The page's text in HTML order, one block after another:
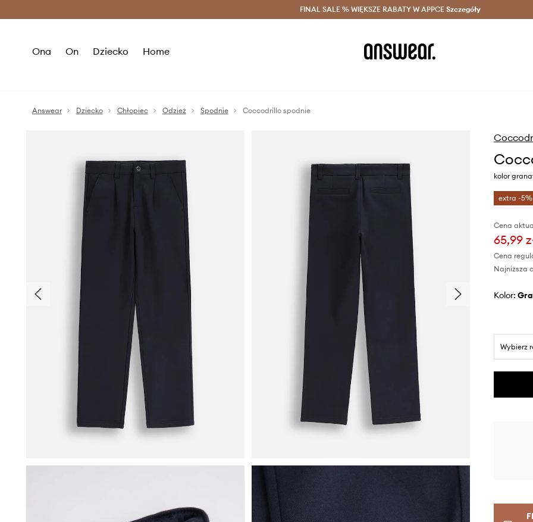
Oszczędzaj z Answear Club > Dostawa nawet w 24h >
FINAL SALE % WIĘKSZE RABATY W APPCE Szczegóły
Ona On Dziecko Home
Answear Dziecko Chłopiec Odzież Spodnie Coccodrillo spodnie
kolor
extra -5%
Cena
65,99
Cena
Najniższa
Kolor:
Wybierz